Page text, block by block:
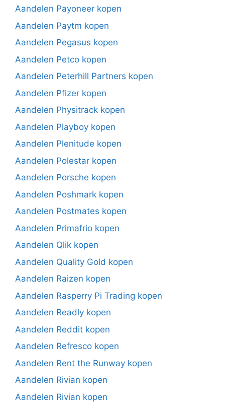
Aandelen Payoneer kopen
Aandelen Paytm kopen
Aandelen Pegasus kopen
Aandelen Petco kopen
Aandelen Peterhill Partners kopen
Aandelen Pfizer kopen
Aandelen Physitrack kopen
Aandelen Playboy kopen
Aandelen Plenitude kopen
Aandelen Polestar kopen
Aandelen Porsche kopen
Aandelen Poshmark kopen
Aandelen Postmates kopen
Aandelen Primafrio kopen
Aandelen Qlik kopen
Aandelen Quality Gold kopen
Aandelen Raizen kopen
Aandelen Rasperry Pi Trading kopen
Aandelen Readly kopen
Aandelen Reddit kopen
Aandelen Refresco kopen
Aandelen Rent the Runway kopen
Aandelen Rivian kopen
Aandelen Rivian kopen